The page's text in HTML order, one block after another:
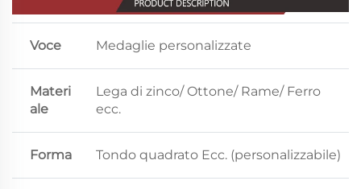
Voce Medaglie personalizzate
Materi
ale
Lega di zinco/ Ottone/ Rame/ Ferro
ecc.
Forma Tondo quadrato Ecc. (personalizzabile)